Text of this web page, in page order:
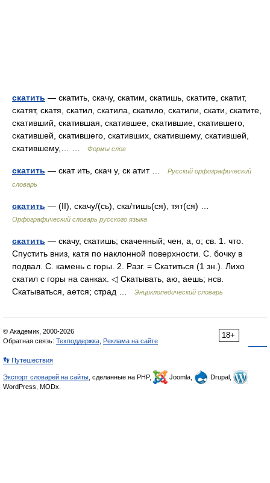
скатить — скатить, скачу, скатим, скатишь, скатите, скатит,
скатят, скатя, скатил, скатила, скатило, скатили, скати, скатите,
скативший, скатившая, скатившее, скатившие, скатившего,
скатившей, скатившего, скативших, скатившему, скатившей,
скатившему,… …
Формы слов
скатить — скат ить, скач у, ск атит …
Русский орфографический
словарь
скатить — (II), скачу/(сь), ска/тишь(ся), тят(ся) …
Орфографический словарь русского языка
скатить — скачу, скатишь; скаченный; чен, а, о; св. 1. что.
Спустить вниз, катя по наклонной поверхности. С. бочку в
подвал. С. камень с горы. 2. Разг. = Скатиться (1 зн.). Лихо
скатил с горы на санках. ◁ Скатывать, аю, аешь; нсв.
Скатываться, ается; страд …
Энциклопедический словарь
18+
© Академик, 2000-2026
Обратная связь: Техподдержка Реклама на сайте
👣 Путешествия
Экспорт словарей на сайты , сделанные на PHP, Joomla,
Drupal,
WordPress, MODx.